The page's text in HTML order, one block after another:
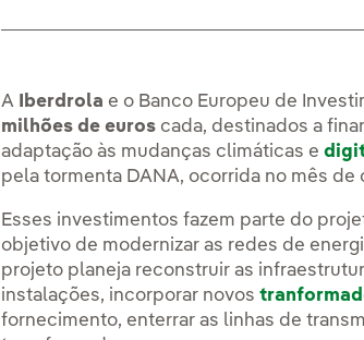
A Iberdrola e o Banco Europeu de
milhões de euros cada, destinados a
adaptação às mudanças climáticas e
pela tormenta DANA, ocorrida no mês de
Esses investimentos fazem parte do
objetivo de modernizar as redes de
projeto planeja reconstruir as
instalações, incorporar novos
fornecimento, enterrar as linhas de